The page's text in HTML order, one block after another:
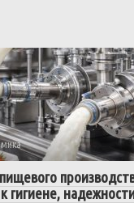
гигиене,